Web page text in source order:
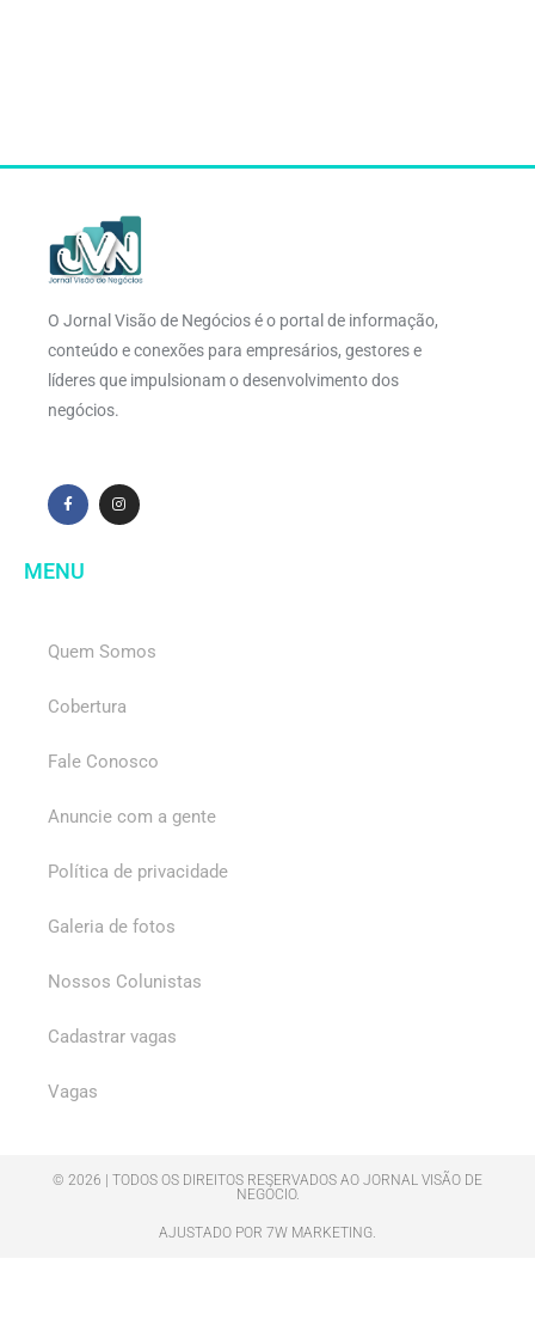
O Jornal Visão de Negócios é o portal de informação,
conteúdo e conexões para empresários, gestores e
líderes que impulsionam o desenvolvimento dos
negócios.
MENU
Quem Somos
Cobertura
Fale Conosco
Anuncie com a gente
Política de privacidade
Galeria de fotos
Nossos Colunistas
Cadastrar vagas
Vagas
© 2026 | TODOS OS DIREITOS RESERVADOS AO JORNAL VISÃO DE
NEGÓCIO.
AJUSTADO POR 7W MARKETING.